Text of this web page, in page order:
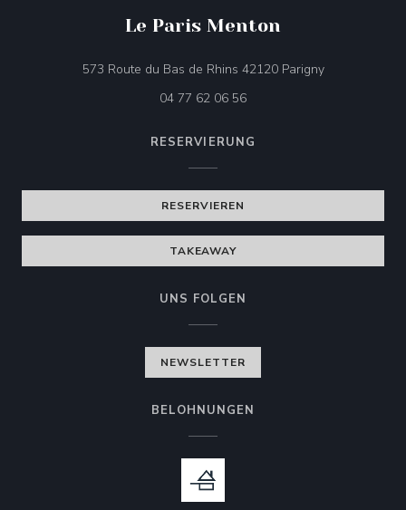
Le Paris Menton
573 Route du Bas de Rhins 42120 Parigny((öffnet ein
04 77 62 06 56
RESERVIERUNG
RESERVIEREN
TAKEAWAY
UNS FOLGEN
NEWSLETTER
BELOHNUNGEN
LE PARIS MENTON